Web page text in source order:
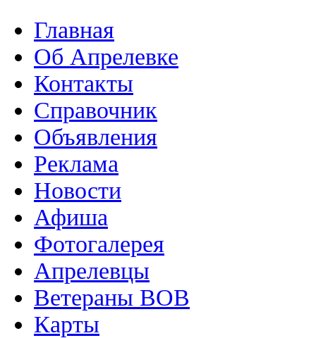
Главная
Об Апрелевке
Контакты
Справочник
Объявления
Реклама
Новости
Афиша
Фотогалерея
Апрелевцы
Ветераны ВОВ
Карты